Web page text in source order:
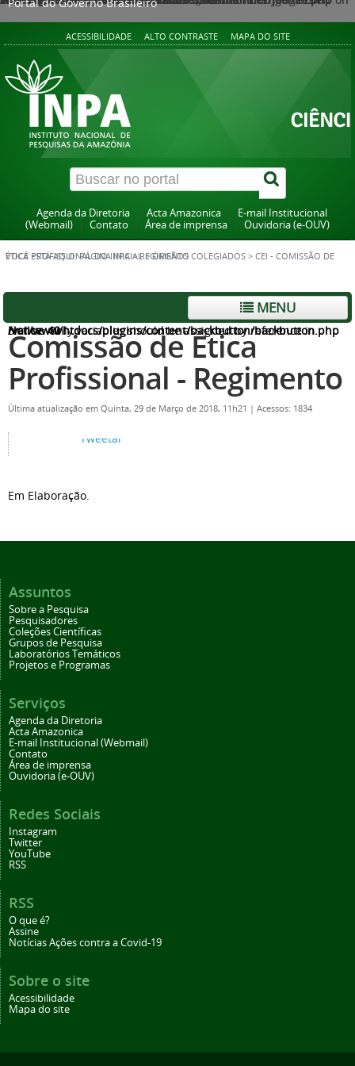
ACESSIBILIDADE ALTO CONTRASTE MAPA DO SITE
Agenda da Diretoria Acta Amazonica
E-mail Institucional
(Webmail)
Contato Área de imprensa Ouvidoria (e-OUV)
VOCÊ ESTÁ AQUI:PÁGINA INICIAL >ÓRGÃOS COLEGIADOS >
CEI - COMISSÃO DE ÉTICA PROFISSIONAL DO INPA >REGIMENTO
MENU
Notice: Only variables should be assigned by reference in
/var/www/htdocs/plugins/content/backbutton/backbutton.php
on line40
Comissão de Ética
Profissional - Regimento
Última atualização em Quinta, 29 de Março de 2018, 11h21 | Acessos: 1834
Tweetar
Em Elaboração.
Assuntos
Sobre a Pesquisa
Pesquisadores
Coleções Científicas
Grupos de Pesquisa
Laboratórios Temáticos
Projetos e Programas
Serviços
Agenda da Diretoria
Acta Amazonica
E-mail Institucional (Webmail)
Contato
Área de imprensa
Ouvidoria (e-OUV)
Redes Sociais
Instagram
Twitter
YouTube
RSS
RSS
O que é?
Assine
Notícias Ações contra a Covid-19
Sobre o site
Acessibilidade
Mapa do site